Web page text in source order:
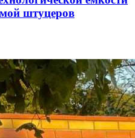
штуцеров